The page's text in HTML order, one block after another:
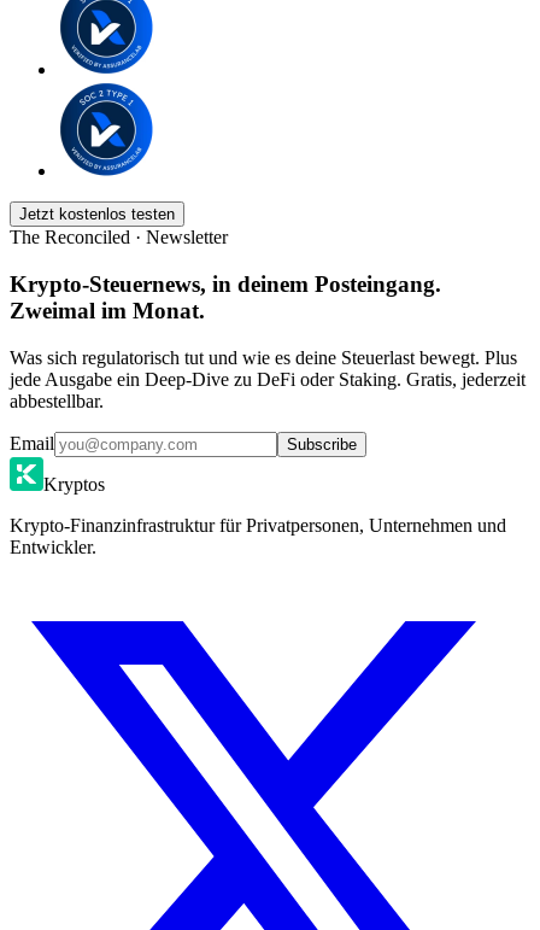
Jetzt kostenlos testen
The Reconciled · Newsletter
Krypto-Steuernews, in deinem Posteingang.
Zweimal im Monat.
Was sich regulatorisch tut und wie es deine Steuerlast bewegt. Plus
jede Ausgabe ein Deep-Dive zu DeFi oder Staking. Gratis, jederzeit
abbestellbar.
Email Subscribe
Kryptos
Krypto-Finanzinfrastruktur für Privatpersonen, Unternehmen und
Entwickler.